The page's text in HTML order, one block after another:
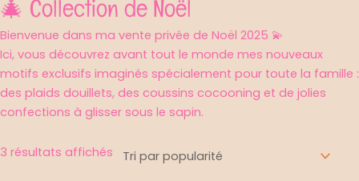
🎄 Collection de Noël
Bienvenue dans ma vente privée de Noël 2025 💫
Ici, vous découvrez avant tout le monde mes nouveaux
motifs exclusifs imaginés spécialement pour toute la famille :
des plaids douillets, des coussins cocooning et de jolies
confections à glisser sous le sapin.
3 résultats affichés